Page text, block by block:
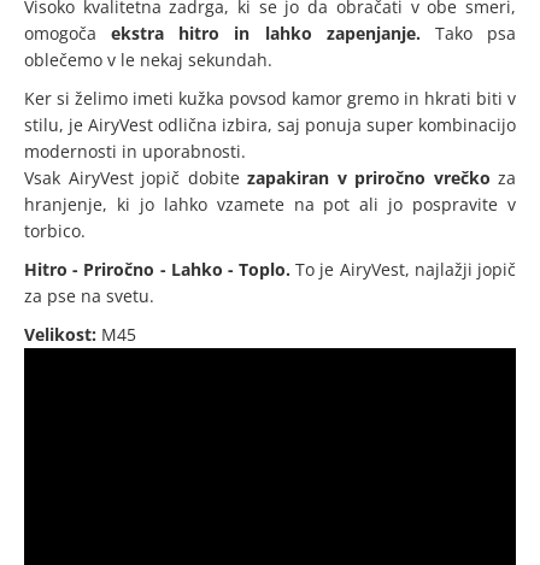
Visoko kvalitetna zadrga, ki se jo da obračati v obe smeri,
omogočaekstra hitro in lahko zapenjanje. Tako psa
oblečemo v le nekaj sekundah.
Ker si želimo imeti kužka povsod kamor gremo in hkrati biti v
stilu, je AiryVest odlična izbira, saj ponuja super kombinacijo
modernosti in uporabnosti.
Vsak AiryVest jopič dobite zapakiran v priročno vrečko za
hranjenje, ki jo lahko vzamete na pot ali jo pospravite v
torbico.
Hitro - Priročno - Lahko - Toplo.To je AiryVest, najlažji jopič
za pse na svetu.
Velikost: M45